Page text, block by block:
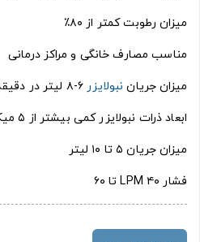
میزان رطوبت کمتر از ۸۰٪
مناسب مصارف خانگی و مراکز درمانی
میزان جریان نبولایزر
ابعاد ذرات نبولایزر کمی بیشتر از ۵ میکرون
میزان جریان ۵ تا ۱۰ لیتر
فشار LPM ۴۰ تا ۶۰